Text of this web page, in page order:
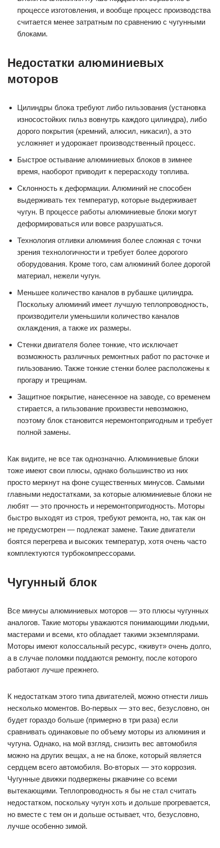
процессе изготовления, и вообще процесс производства
считается менее затратным по сравнению с чугунными
блоками.
Недостатки алюминиевых
моторов
Цилиндры блока требуют либо гильзования (установка
износостойких гильз вовнутрь каждого цилиндра), либо
дорого покрытия (кремний, алюсил, никасил), а это
усложняет и удорожает производственный процесс.
Быстрое остывание алюминиевых блоков в зимнее
время, наоборот приводит к перерасходу топлива.
Склонность к деформации. Алюминий не способен
выдерживать тех температур, которые выдерживает
чугун. В процессе работы алюминиевые блоки могут
деформироваться или вовсе разрушаться.
Технология отливки алюминия более сложная с точки
зрения технологичности и требует более дорогого
оборудования. Кроме того, сам алюминий более дорогой
материал, нежели чугун.
Меньшее количество каналов в рубашке цилиндра.
Поскольку алюминий имеет лучшую теплопроводность,
производители уменьшили количество каналов
охлаждения, а также их размеры.
Стенки двигателя более тонкие, что исключает
возможность различных ремонтных работ по расточке и
гильзованию. Также тонкие стенки более расположены к
прогару и трещинам.
Защитное покрытие, нанесенное на заводе, со временем
стирается, а гильзование произвести невозможно,
поэтому блок становится неремонтопригодным и требует
полной замены.
Как видите, не все так однозначно. Алюминиевые блоки
тоже имеют свои плюсы, однако большинство из них
просто меркнут на фоне существенных минусов. Самыми
главными недостатками, за которые алюминиевые блоки не
любят — это прочность и неремонтопригодность. Моторы
быстро выходят из строя, требуют ремонта, но, так как он
не предусмотрен — подлежат замене. Такие двигатели
боятся перегрева и высоких температур, хотя очень часто
комплектуются турбокомпрессорами.
Чугунный блок
Все минусы алюминиевых моторов — это плюсы чугунных
аналогов. Такие моторы уважаются понимающими людьми,
мастерами и всеми, кто обладает такими экземплярами.
Моторы имеют колоссальный ресурс, «живут» очень долго,
а в случае поломки поддаются ремонту, после которого
работают лучше прежнего.
К недостаткам этого типа двигателей, можно отнести лишь
несколько моментов. Во-первых — это вес, безусловно, он
будет гораздо больше (примерно в три раза) если
сравнивать одинаковые по объему моторы из алюминия и
чугуна. Однако, на мой взгляд, снизить вес автомобиля
можно на других вещах, а не на блоке, который является
сердцем всего автомобиля. Во-вторых — это коррозия.
Чугунные движки подвержены ржавчине со всеми
вытекающими. Теплопроводность я бы не стал считать
недостатком, поскольку чугун хоть и дольше прогревается,
но вместе с тем он и дольше остывает, что, безусловно,
лучше особенно зимой.